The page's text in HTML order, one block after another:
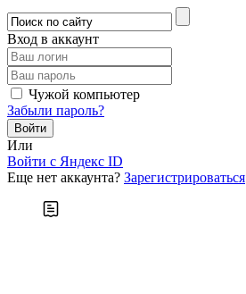
Вход в аккаунт
Чужой компьютер
Забыли пароль?
Или
Войти c Яндекс ID
Еще нет аккаунта? Зарегистрироваться